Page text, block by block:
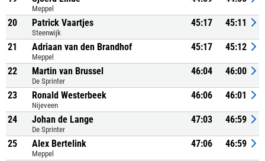
Meppel
20 Patrick Vaartjes
Steenwijk
45:17 45:11
21 Adriaan van den Brandhof
Meppel
45:17 45:12
22 Martin van Brussel
De Sprinter
46:04 46:00
23 Ronald Westerbeek
Nijeveen
46:06 46:01
24 Johan de Lange
De Sprinter
47:03 46:59
25 Alex Bertelink
Meppel
47:06 46:59